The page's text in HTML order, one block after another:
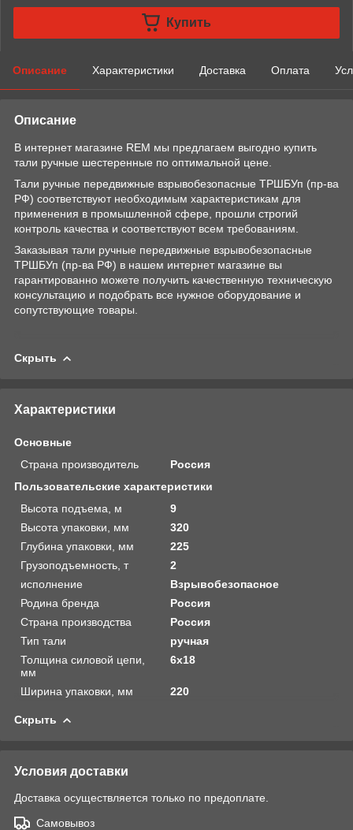
Купить
Описание Характеристики Доставка Оплата
Описание
В интернет магазине REM мы предлагаем выгодно купить
тали ручные шестеренные по оптимальной цене.
Тали ручные передвижные взрывобезопасные ТРШБУп (пр-ва
РФ) соответствуют необходимым характеристикам для
применения в промышленной сфере, прошли строгий
контроль качества и соответствуют всем требованиям.
Заказывая тали ручные передвижные взрывобезопасные
ТРШБУп (пр-ва РФ) в нашем интернет магазине вы
гарантированно можете получить качественную техническую
консультацию и подобрать все нужное оборудование и
сопутствующие товары.
Скрыть
Характеристики
Основные
Страна производитель
Россия
Пользовательские характеристики
Высота подъема, м
9
Высота упаковки, мм
320
Глубина упаковки, мм
225
Грузоподъемность, т
2
исполнение
Взрывобезопасное
Родина бренда
Россия
Страна производства
Россия
Тип тали
ручная
Толщина силовой цепи,
мм
6х18
Ширина упаковки, мм 220
Скрыть
Условия доставки
Доставка осуществляется только по предоплате.
Самовывоз